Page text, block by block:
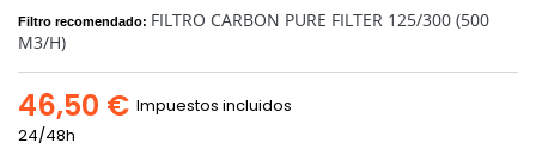
Filtro recomendado: FILTRO CARBON PURE FILTER 125/300 (500
M3/H)
46,50 € Impuestos incluidos
24/48h